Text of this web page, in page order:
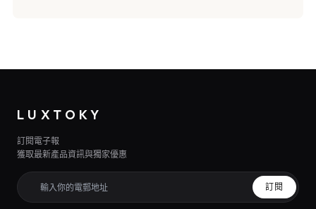
LUXTOKY
訂閱電子報
獲取最新產品資訊與獨家優惠
訂閱